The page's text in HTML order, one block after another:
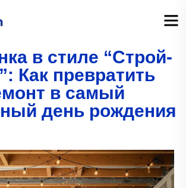
в стиле “Строй-
Как превратить
в самый
день рождения